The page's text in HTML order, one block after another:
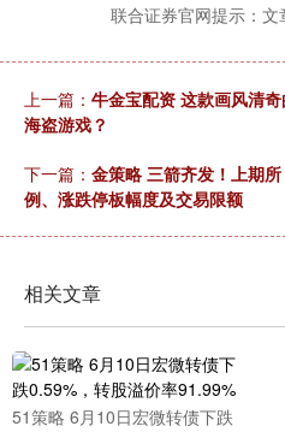
联合证券官网提示：文
上一篇： 牛金宝配资 这款画风清
海盗游戏？
下一篇： 金策略 三箭齐发！上期
例、涨跌停板幅度及交易限额
相关文章
51策略 6月10日宏微转债下跌